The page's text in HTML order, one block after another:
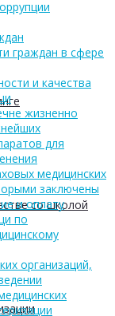
со школой
граждан в сфере
и качества
жизненно
для
медицинских
заключены
и оплату
по
организаций,